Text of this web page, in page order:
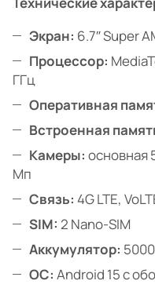
Экран: 6.7″ Super
Процессор:
ГГц
Оперативная
Встроенная
Камеры: основная
Мп
Связь: 4G LTE,
SIM: 2 Nano-SIM
Аккумулятор:
ОС: Android 15 с